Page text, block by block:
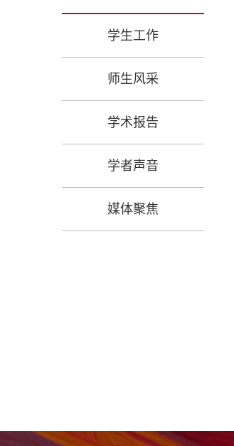
学生工作
师生风采
学术报告
学者声音
媒体聚焦